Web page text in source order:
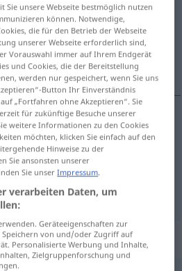
anklicken/antippen)
für "texto"
Sie unsere Webseite bestmöglich nutzen
können. Notwendige,
die für den Betrieb der Webseite
unserer Webseite erforderlich sind,
Vorauswahl immer auf Ihrem Endgerät
und Cookies, die der Bereitstellung
werden nur gespeichert, wenn Sie uns
Button Ihr Einverständnis
„Fortfahren ohne Akzeptieren“. Sie
für zukünftige Besuche unserer
weitere Informationen zu den Cookies
möchten, klicken Sie einfach auf den
Hinweise zu der
Sie ansonsten unserer
Sie unserImpressum.
verarbeiten Daten, um
Geräteeigenschaften zur
von und/oder Zugriff auf
Personalisierte Werbung und Inhalte,
Zielgruppenforschung und